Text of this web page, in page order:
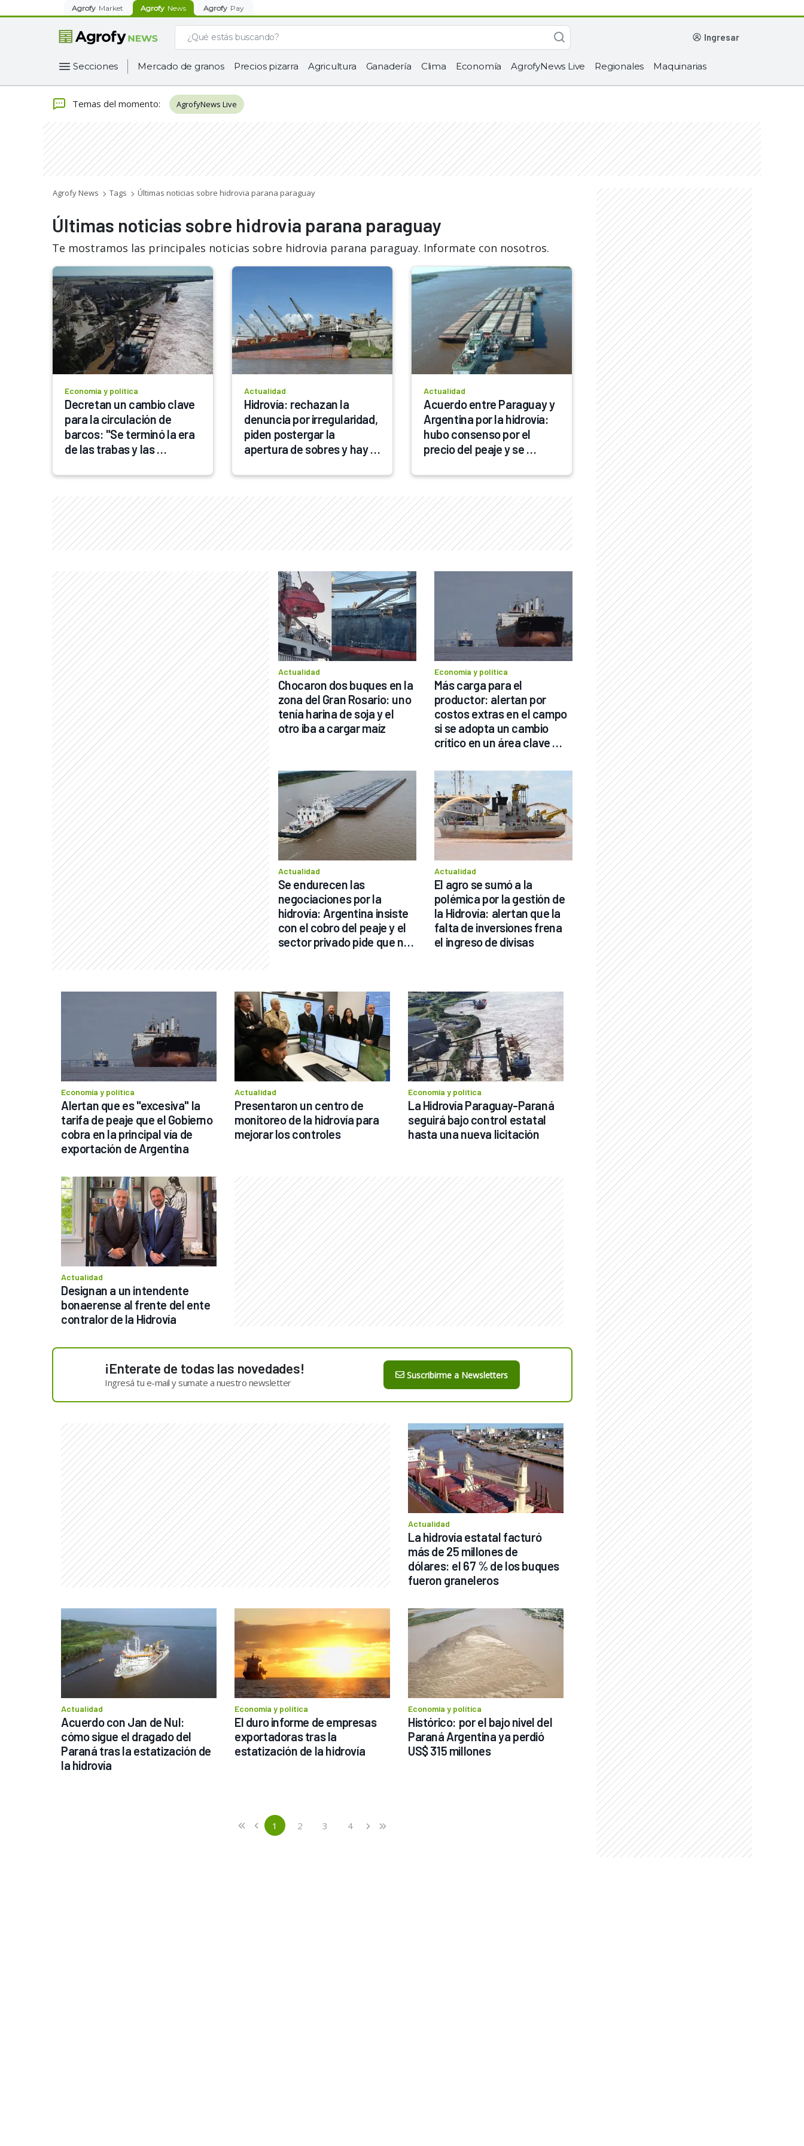
Agrofy Market Agrofy News Agrofy Pay
ingresar
Secciones Mercado de granos Precios pizarra Agricultura Ganadería Clima Economía AgrofyNews Live Regionales Maquinarias
Temas del momento: AgrofyNews Live
Agrofy News Tags Últimas noticias sobre hidrovia parana paraguay
Últimas noticias sobre hidrovia parana paraguay
Te mostramos las principales noticias sobre hidrovia parana paraguay. Informate con nosotros.
Economía y política
Decretan un cambio clave
para la circulación de
barcos: "Se terminó la era
de las trabas y las
Actualidad
Hidrovía: rechazan la
denuncia por irregularidad,
piden postergar la
apertura de sobres y hay
reestructuración
Actualidad
Acuerdo entre Paraguay y
Argentina por la hidrovía:
hubo consenso por el
precio del peaje y se
Actualidad
Chocaron dos buques en la
zona del Gran Rosario: uno
tenía harina de soja y el
otro iba a cargar maíz
Economía y política
Más carga para el
productor: alertan por
costos extras en el campo
si se adopta un cambio
crítico en un área clave
Actualidad
Se endurecen las
negociaciones por la
hidrovía: Argentina insiste
con el cobro del peaje y el
sector privado pide que no
Actualidad
El agro se sumó a la
polémica por la gestión de
la Hidrovía: alertan que la
falta de inversiones frena
el ingreso de divisas
Economía y política
Alertan que es "excesiva" la
tarifa de peaje que el Gobierno
cobra en la principal vía de
exportación de Argentina
Actualidad
Presentaron un centro de
monitoreo de la hidrovía para
mejorar los controles
Economía y política
La Hidrovía Paraguay-Paraná
seguirá bajo control estatal
hasta una nueva licitación
Actualidad
Designan a un intendente
bonaerense al frente del ente
contralor de la Hidrovía
¡Enterate de todas las novedades!
Ingresá tu e-mail y sumate a nuestro newsletter
Suscribirme a Newsletters
Actualidad
La hidrovía estatal facturó
más de 25 millones de
dólares: el 67 % de los buques
fueron graneleros
Actualidad
Acuerdo con Jan de Nul:
cómo sigue el dragado del
Paraná tras la estatización de
la hidrovía
Economía y política
El duro informe de empresas
exportadoras tras la
estatización de la hidrovía
Economía y política
Histórico: por el bajo nivel del
Paraná Argentina ya perdió
US$ 315 millones
«
First ‹
Previous 1(current)
2 3 4 ›
Next
»
Last